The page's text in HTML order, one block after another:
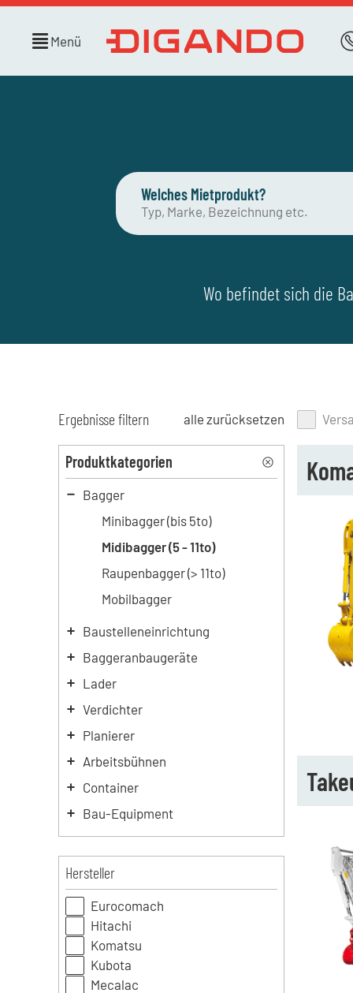
Menü
Welches Mietprodukt?
Wo befindet sich die
Ergebnisse filtern alle zurücksetzen
Produktkategorien
Bagger
Minibagger (bis 5to)
Midibagger (5 - 11to)
Raupenbagger (> 11to)
Mobilbagger
Baustelleneinrichtung
Baggeranbaugeräte
Lader
Verdichter
Planierer
Arbeitsbühnen
Container
Bau-Equipment
Hersteller
Eurocomach
Hitachi
Komatsu
Kubota
Mecalac